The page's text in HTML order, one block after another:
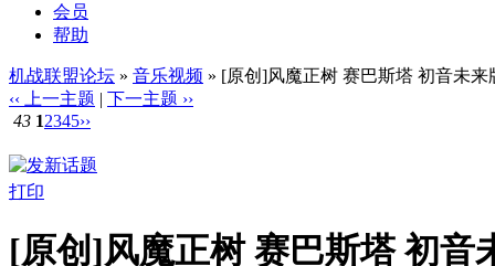
会员
帮助
机战联盟论坛 » 音乐视频 » [原创]风魔正树 赛巴斯塔 初音未来
‹‹ 上一主题 | 下一主题 ››
43 12345››
打印
[原创]风魔正树 赛巴斯塔 初音